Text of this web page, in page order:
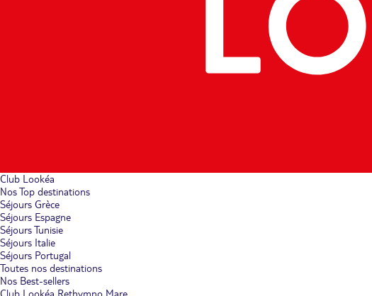
Club Lookéa
Nos Top destinations
Séjours Grèce
Séjours Espagne
Séjours Tunisie
Séjours Italie
Séjours Portugal
Toutes nos destinations
Nos Best-sellers